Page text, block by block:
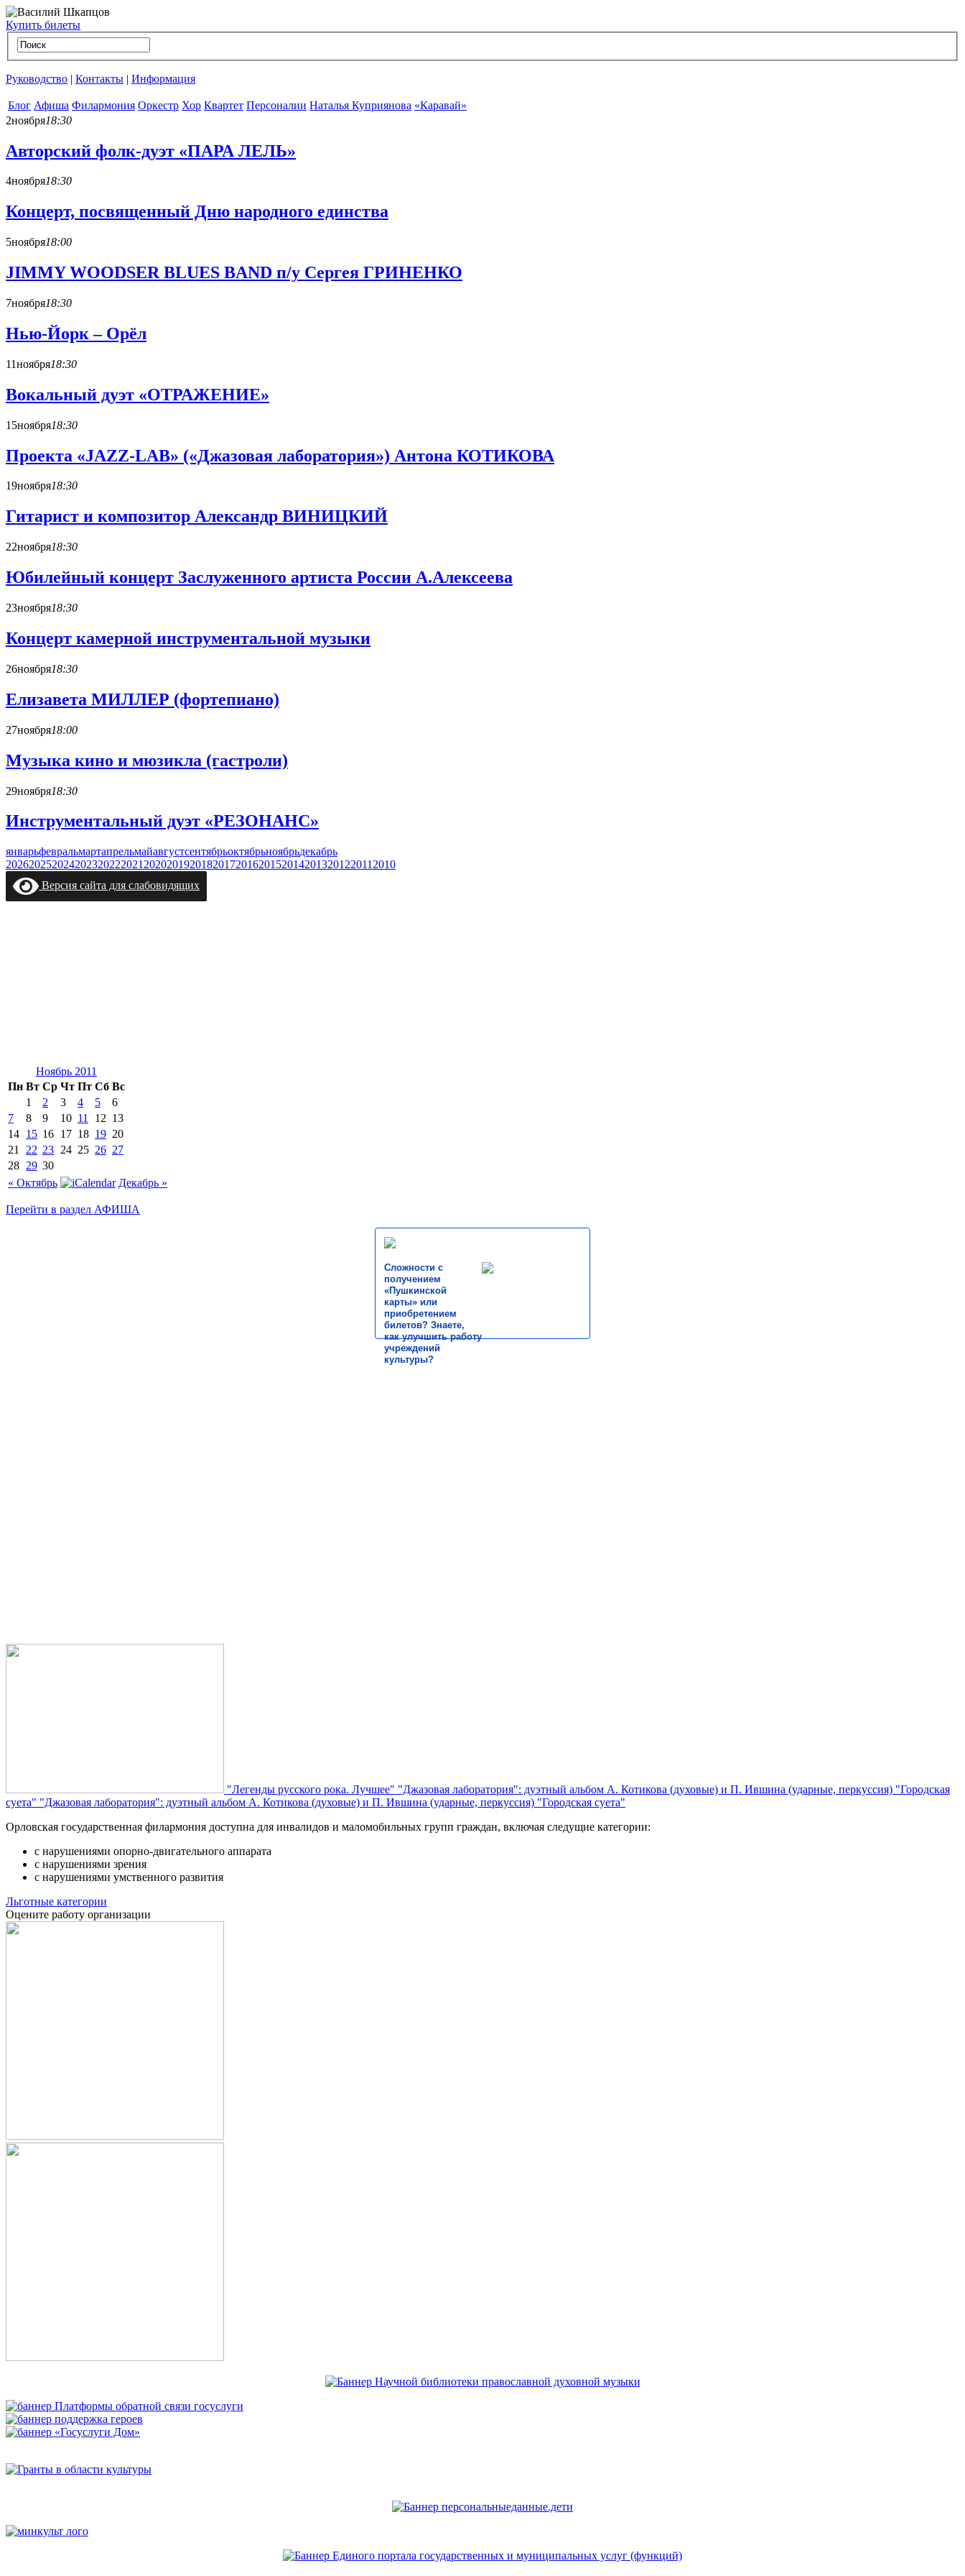
Купить билеты
Руководство | Контакты | Информация
Блог Афиша Филармония Оркестр Хор Квартет Персоналии Наталья Куприянова «Каравай»
2ноября18:30
Авторский фолк-дуэт «ПАРА ЛЕЛЬ»
4ноября18:30
Концерт, посвященный Дню народного единства
5ноября18:00
JIMMY WOODSER BLUES BAND п/у Сергея ГРИНЕНКО
7ноября18:30
Нью-Йорк – Орёл
11ноября18:30
Вокальный дуэт «ОТРАЖЕНИЕ»
15ноября18:30
Проекта «JAZZ-LAB» («Джазовая лаборатория») Антона КОТИКОВА
19ноября18:30
Гитарист и композитор Александр ВИНИЦКИЙ
22ноября18:30
Юбилейный концерт Заслуженного артиста России А.Алексеева
23ноября18:30
Концерт камерной инструментальной музыки
26ноября18:30
Елизавета МИЛЛЕР (фортепиано)
27ноября18:00
Музыка кино и мюзикла (гастроли)
29ноября18:30
Инструментальный дуэт «РЕЗОНАНС»
январьфевральмартапрельмайавгустсентябрьоктябрьноябрьдекабрь
202620252024202320222021 2020201920182017201620152014201320122011 2010
Версия сайта для слабовидящих
Ноябрь 2011
Пн Вт Ср Чт Пт Сб Вс
1
2 3 4 5
6
7
8 9 10 11 12 13
14 15 16 17 18 19 20
21
22 23 24 25 26 27
28 29 30
« Октябрь
Декабрь »
Перейти в раздел АФИША
Сложности с
получением
«Пушкинской
карты» или
приобретением
билетов? Знаете,
как улучшить работу
учреждений
культуры?
"Легенды русского рока. Лучшее" "Джазовая лаборатория": дуэтный альбом А. Котикова (духовые) и П. Ившина (ударные, перкуссия) "Городская
суета" "Джазовая лаборатория": дуэтный альбом А. Котикова (духовые) и П. Ившина (ударные, перкуссия) "Городская суета"
Орловская государственная филармония доступна для инвалидов и маломобильных групп граждан, включая следущие категории:
с нарушениями опорно-двигательного аппарата
с нарушениями зрения
с нарушениями умственного развития
Льготные категории
Оцените работу организации